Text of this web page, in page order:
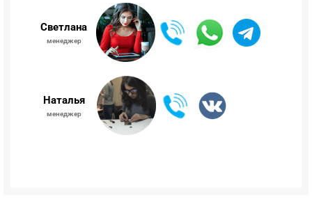
Светлана
менеджер
Наталья
менеджер